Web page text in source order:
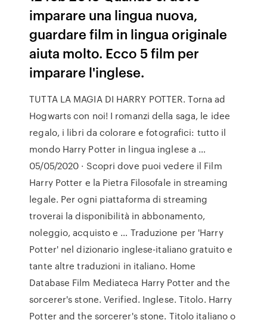
imparare una lingua nuova,
guardare film in lingua originale
aiuta molto. Ecco 5 film per
imparare l'inglese.
TUTTA LA MAGIA DI HARRY POTTER. Torna ad
Hogwarts con noi! I romanzi della saga, le idee
regalo, i libri da colorare e fotografici: tutto il
mondo Harry Potter in lingua inglese a …
05/05/2020 · Scopri dove puoi vedere il Film
Harry Potter e la Pietra Filosofale in streaming
legale. Per ogni piattaforma di streaming
troverai la disponibilità in abbonamento,
noleggio, acquisto e … Traduzione per 'Harry
Potter' nel dizionario inglese-italiano gratuito e
tante altre traduzioni in italiano. Home
Database Film Mediateca Harry Potter and the
sorcerer's stone. Verified. Inglese. Titolo. Harry
Potter and the sorcerer's stone. Titolo italiano o